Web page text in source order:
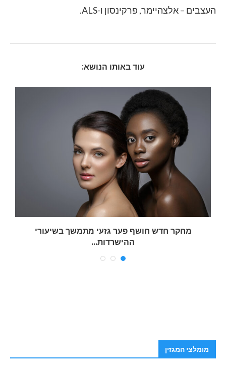
העצבים – אלצהיימר, פרקינסון ו-ALS.
עוד באותו הנושא:
מחקר חדש חושף פער גזעי מתמשך בשיעורי
ההישרדות...
מומלצי המגזין